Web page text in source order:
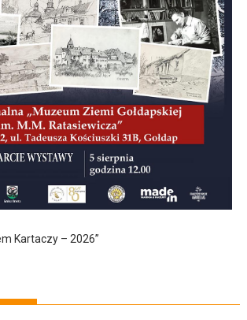
Kartaczy – 2026”